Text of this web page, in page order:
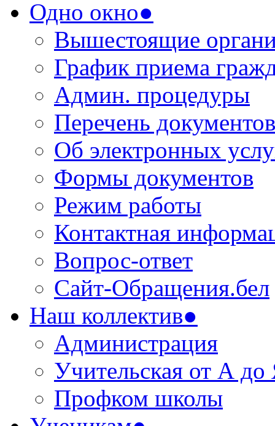
Одно окно●
Вышестоящие
График приема
Админ. процедуры
Перечень документов
Об электронных
Формы документов
Режим работы
Контактная
Вопрос-ответ
Сайт-Обращения.бел
Наш коллектив●
Администрация
Учительская от А до
Профком школы